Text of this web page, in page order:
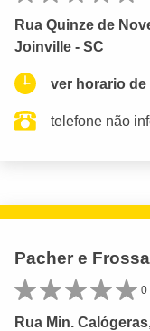
Rua Quinze de
Joinville - SC
ver horario
telefone não
Pacher e
0
Rua Min.